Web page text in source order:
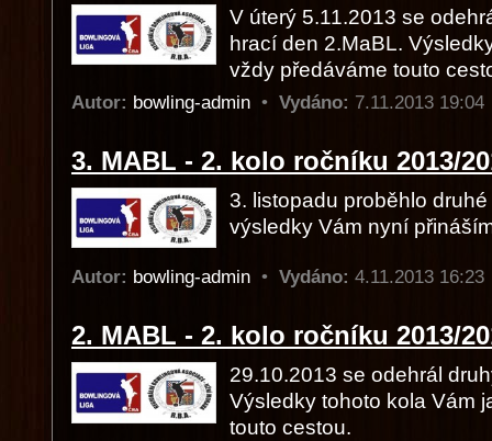
V úterý 5.11.2013 se
hrací den 2.MaBL.
vždy předáváme touto
Autor: bowling-admin • Vydáno: 7.11.2013
3. MABL - 2. kolo ročníku 2013/
3. listopadu proběhlo
výsledky Vám nyní
Autor: bowling-admin • Vydáno: 4.11.2013
2. MABL - 2. kolo ročníku 2013/
29.10.2013 se odehrál
Výsledky tohoto kola Vám
touto cestou.